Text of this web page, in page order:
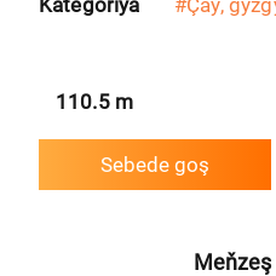
Kategoriýa
#Çaý,
110.5 m
Sebede goş